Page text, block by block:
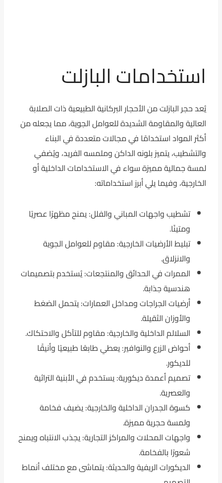
استخدامات البازلت
يُعد حجر البازلت من الأحجار البركانية الطبيعية ذات الصلابة
العالية والمقاومة الشديدة للعوامل الجوية، مما يجعله من
أكثر المواد استخدامًا في مجالات متعددة في البناء
والتشطيب، يتميز بلونه الداكن وملمسه الفريد، ويُضفي
لمسة جمالية مميزة سواء في الاستخدامات الداخلية أو
الخارجية، وفيما يلي أبرز استخداماته:
تشطيب واجهات المباني والفلل: يمنح مظهرًا عصريًا
ومتينًا.
تبليط الأرضيات الخارجية: مقاوم للعوامل الجوية
والانزلاق.
الممرات في الحدائق والمنتجعات: يُستخدم بتصميمات
هندسية جذابة.
أرضيات الجراجات ومداخل العمارات: يتحمل الضغط
والأوزان الثقيلة.
السلالم الداخلية والخارجية: مقاوم للتآكل والاحتكاك.
أحواض الزرع والنوافير: يعطي طابعًا طبيعيًا وأنيقًا
للديكور.
تصميم أعمدة ديكورية: يستخدم في الأبنية التراثية
والعصرية.
كسوة الجدران الداخلية والخارجية: يضيف فخامة
ولمسة حجرية مميزة.
واجهات المحلات والمراكز التجارية: يجذب الانتباه ويمنح
شعورًا بالفخامة.
الديكورات الريفية والحديثة: يتماشى مع مختلف أنماط